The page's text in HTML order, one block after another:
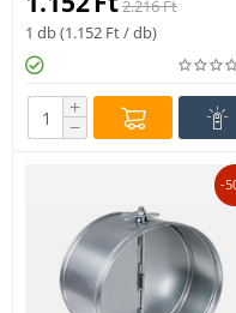
2.216Ft
1 db (1.152 Ft/ db)
+
−
-